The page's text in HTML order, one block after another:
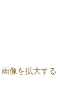
画像を拡大する